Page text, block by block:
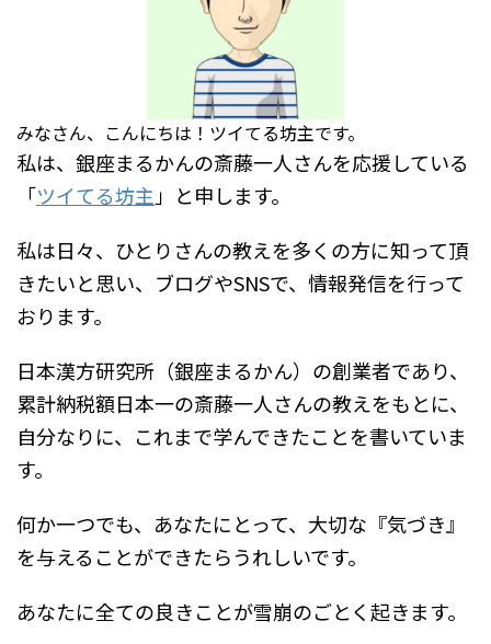
みなさん、こんにちは！ツイてる坊主です。
私は、銀座まるかんの斎藤一人さんを応援している
「ツイてる坊主 」と申します。
私は日々、ひとりさんの教えを多くの方に知って頂
きたいと思い、ブログやSNSで、情報発信を行って
おります。
日本漢方研究所（銀座まるかん）の創業者であり、
累計納税額日本一の斎藤一人さんの教えをもとに、
自分なりに、これまで学んできたことを書いていま
す。
何か一つでも、あなたにとって、大切な『気づき』
を与えることができたらうれしいです。
あなたに全ての良きことが雪崩のごとく起きます。